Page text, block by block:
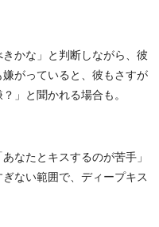
かな」と判断しながら、彼
がっていると、彼もさすが
」と聞かれる場合も。
なたとキスするのが苦手」
ない範囲で、ディープキス